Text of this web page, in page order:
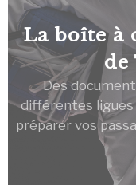
La boîte à
de
Des
différentes ligues
préparer vos